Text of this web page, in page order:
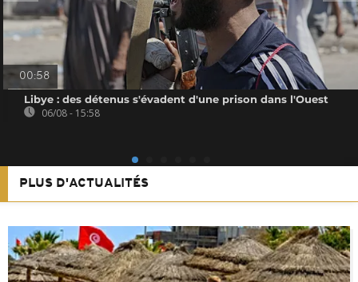
00:58
Libye : des détenus s'évadent d'une prison dans l'Ouest
06/08 - 15:58
PLUS D'ACTUALITÉS